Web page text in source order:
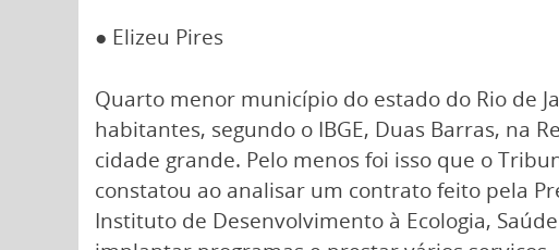
● Elizeu Pires
Quarto menor município do estado do Rio de
habitantes, segundo o IBGE, Duas Barras, na
cidade grande. Pelo menos foi isso que o
constatou ao analisar um contrato feito pela
Instituto de Desenvolvimento à Ecologia,